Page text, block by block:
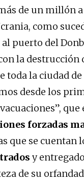
de un millón
como
puerto del
la destrucción
toda la ciudad de
desde los
forzadas
que se cuentan
y
de su